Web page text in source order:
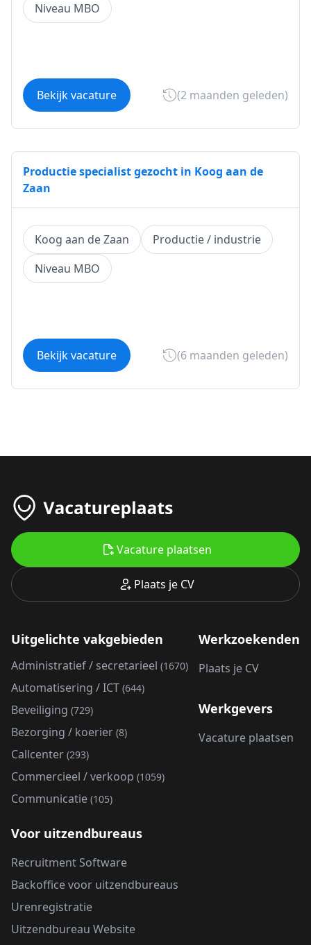
Niveau MBO
Bekijk vacature (2 maanden geleden)
Productie specialist gezocht in Koog aan de
Zaan
Koog aan de Zaan
Productie / industrie
Niveau MBO
Bekijk vacature (6 maanden geleden)
Plaats je CV
Vacature plaatsen
Uitgelichte vakgebieden
Administratief / secretarieel (1670)
Automatisering / ICT (644)
Beveiliging (729)
Bezorging / koerier (8)
Callcenter (293)
Commercieel / verkoop (1059)
Communicatie (105)
Werkzoekenden
Plaats je CV
Werkgevers
Vacature plaatsen
Voor uitzendbureaus
Recruitment Software
Backoffice voor uitzendbureaus
Urenregistratie
Uitzendbureau Website